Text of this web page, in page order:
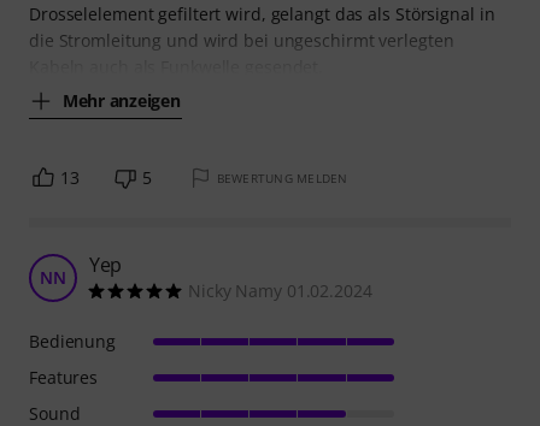
Drosselelement gefiltert wird, gelangt das als Störsignal in
die Stromleitung und wird bei ungeschirmt verlegten
Mehr anzeigen
13 5 BEWERTUNG MELDEN
NN Yep
Nicky Namy 01.02.2024
Bedienung
Features
Sound